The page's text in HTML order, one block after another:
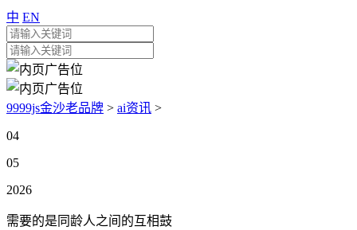
中 EN
9999js金沙老品牌 > ai资讯 >
04
05
2026
需要的是同龄人之间的互相鼓